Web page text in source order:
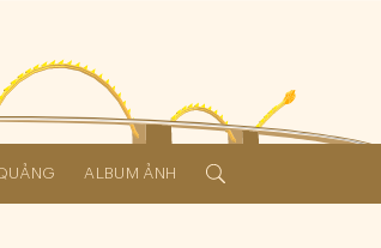
ALBUM ẢNH